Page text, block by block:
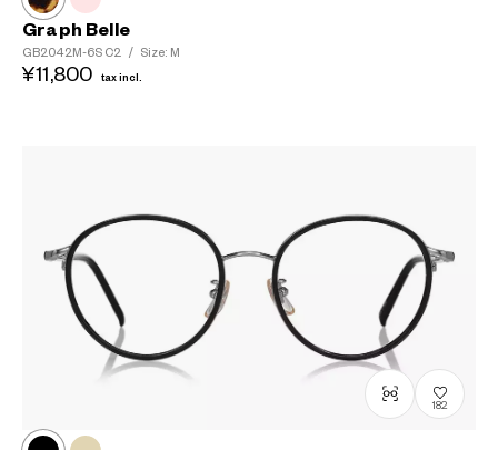
Graph Belle
GB2042M-6S C2 / Size: M
¥11,800 tax incl.
182